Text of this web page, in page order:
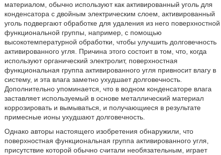
материалом, обычно используют как активированный уголь для
конденсатора с двойным электрическим слоем, активированный
уголь подвергают обработке для удаления из него поверхностной
функциональной группы, например, с помощью
высокотемпературной обработки, чтобы улучшить долговечность
активированного угля. Причина этого состоит в том, что, когда
используют органический электролит, поверхностная
функциональная группа активированного угля привносит влагу в
систему, и эта влага заметно ухудшает долговечность.
Дополнительно упоминается, что в водном конденсаторе влага
заставляет используемый в основе металлический материал
коррозировать и вымываться, и получающиеся в результате
примесные ионы ухудшают долговечность.
Однако авторы настоящего изобретения обнаружили, что
поверхностная функциональная группа активированного угля,
присутствие которой обычно считали необязательным, играет